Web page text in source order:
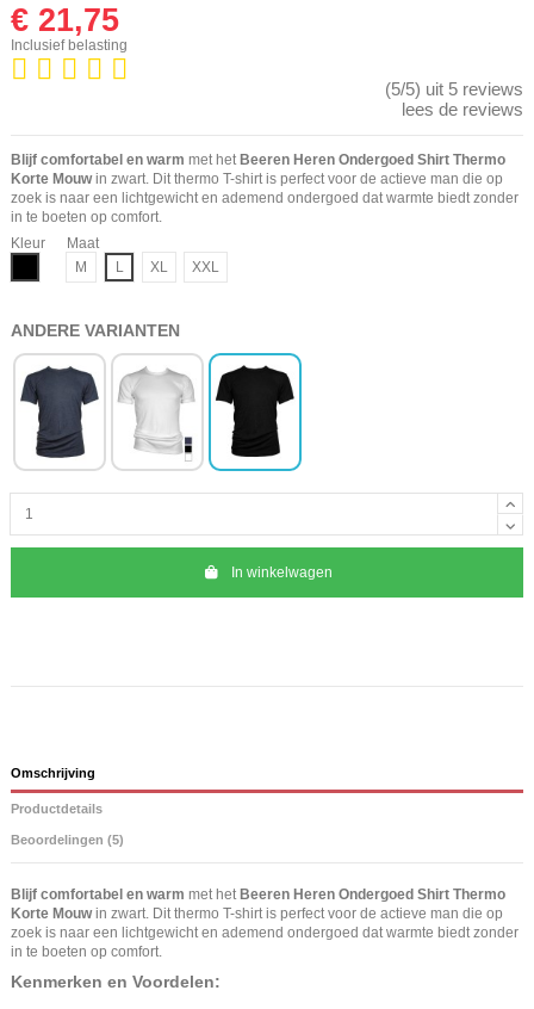
€ 21,75
Inclusief belasting
(5/5) uit 5 reviews
lees de reviews
Blijf comfortabel en warm met het Beeren Heren Ondergoed Shirt Thermo
Korte Mouwin zwart. Dit thermo T-shirt is perfect voor de actieve man die op
zoek is naar een lichtgewicht en ademend ondergoed dat warmte biedt zonder
in te boeten op comfort.
Kleur
Maat
M
L XL XXL
ANDERE VARIANTEN
In winkelwagen
Omschrijving
Productdetails
Beoordelingen (5)
Blijf comfortabel en warm met het Beeren Heren Ondergoed Shirt Thermo
Korte Mouwin zwart. Dit thermo T-shirt is perfect voor de actieve man die op
zoek is naar een lichtgewicht en ademend ondergoed dat warmte biedt zonder
in te boeten op comfort.
Kenmerken en Voordelen: